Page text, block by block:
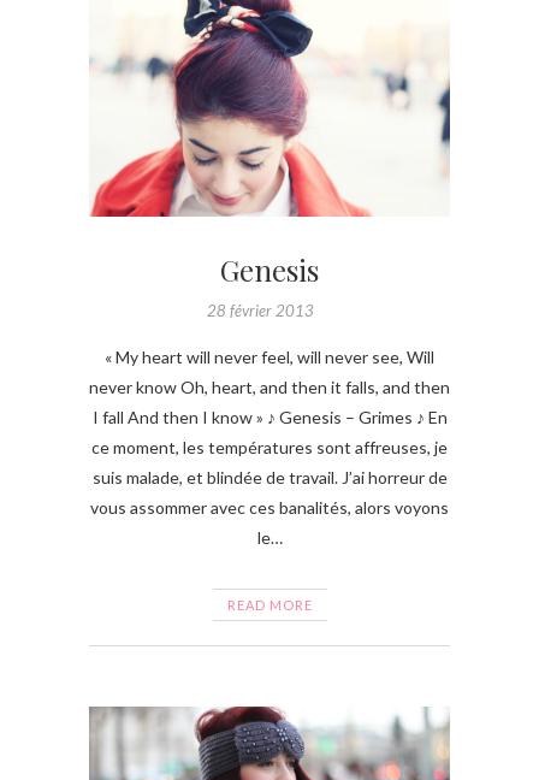
Genesis
28 février 2013
« My heart will never feel, will never see, Will
never know Oh, heart, and then it falls, and then
I fall And then I know » ♪ Genesis – Grimes ♪ En
ce moment, les températures sont affreuses, je
suis malade, et blindée de travail. J’ai horreur de
vous assommer avec ces banalités, alors voyons
le…
READ MORE